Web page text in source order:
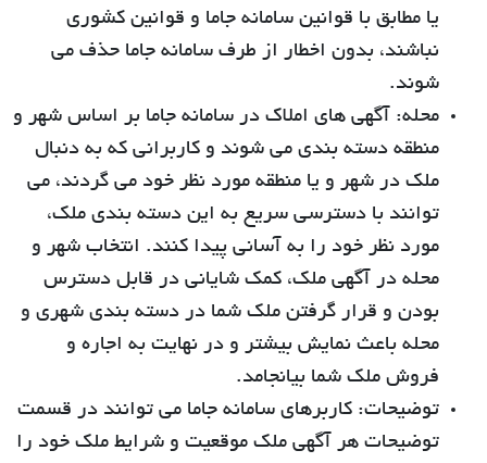
یا مطابق با قوانین سامانه جاما و قوانین کشوری
نباشند، بدون اخطار از طرف سامانه جاما حذف می
شوند.
محله: آگهی های املاک در سامانه جاما بر اساس شهر و
منطقه دسته بندی می شوند و کاربرانی که به دنبال
ملک در شهر و یا منطقه مورد نظر خود می گردند، می
توانند با دسترسی سریع به این دسته بندی ملک،
مورد نظر خود را به آسانی پیدا کنند. انتخاب شهر و
محله در آگهی ملک، کمک شایانی در قابل دسترس
بودن و قرار گرفتن ملک شما در دسته بندی شهری و
محله باعث نمایش بیشتر و در نهایت به اجاره و
فروش ملک شما بیانجامد.
توضیحات: کاربرهای سامانه جاما می توانند در قسمت
توضیحات هر آگهی ملک موقعیت و شرایط ملک خود را